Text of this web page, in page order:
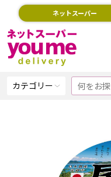
ネットスーパー
カテゴリー